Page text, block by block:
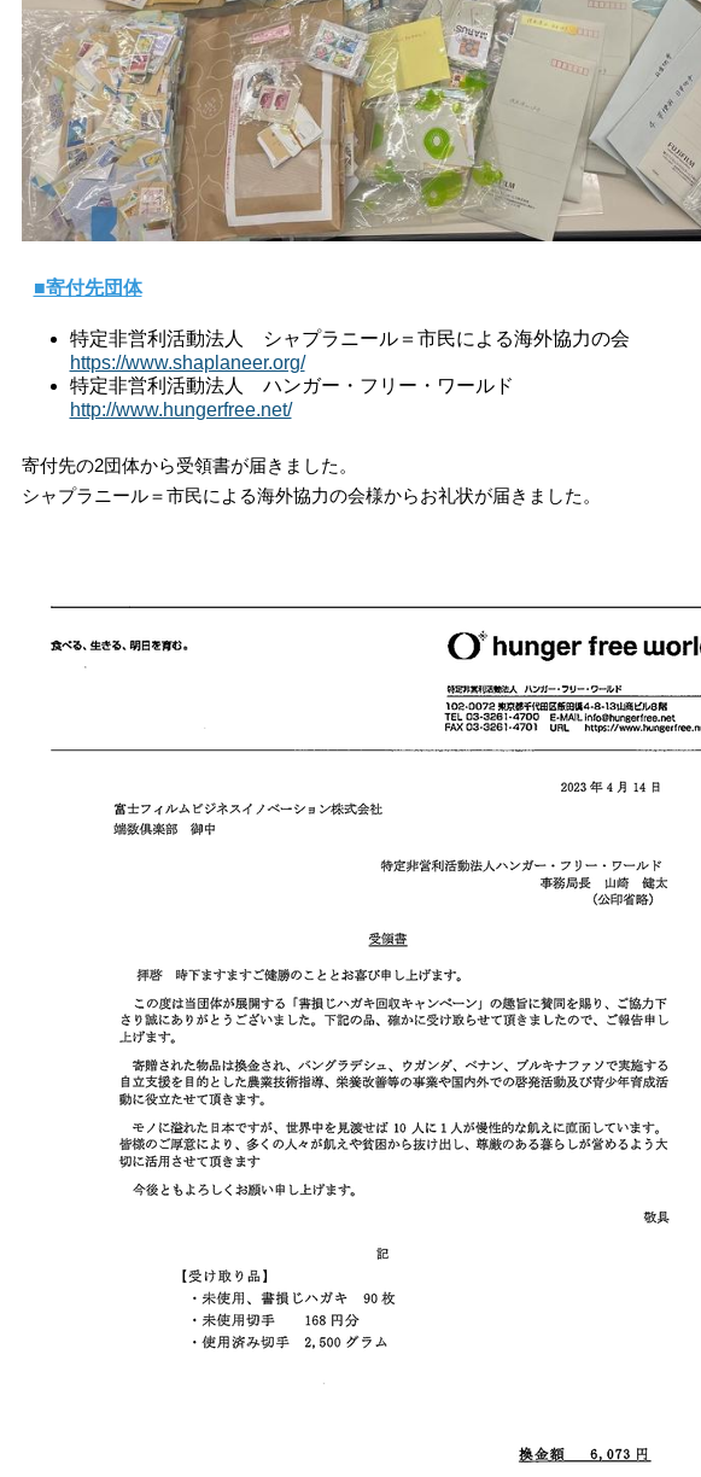
■寄付先団体
特定非営利活動法人 シャプラニール＝市民による海外協力の会
https://www.shaplaneer.org/
特定非営利活動法人 ハンガー・フリー・ワールド
http://www.hungerfree.net/
寄付先の2団体から受領書が届きました。
シャプラニール＝市民による海外協力の会様からお礼状が届きました。